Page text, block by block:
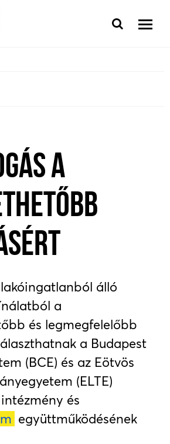
A
lakóingatlanból álló
a
és legmegfelelőbb
a Budapest
(BCE) és az Eötvös
(ELTE)
és
együttműködésének